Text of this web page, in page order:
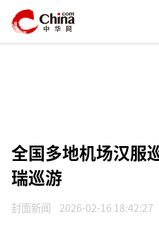
全国多地机场汉服
瑞巡游
封面新闻 2026-02-16 18:42:27